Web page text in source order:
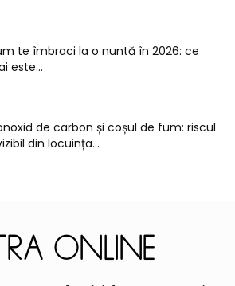
te îmbraci la o nuntă în 2026: ce
este...
de carbon și coșul de fum: riscul
din locuința...